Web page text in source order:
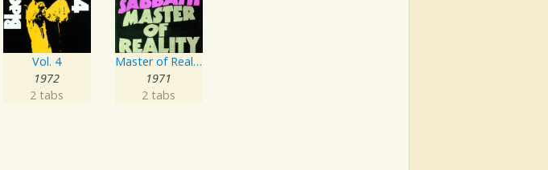
Vol. 4
1972
2 tabs
Master of Reality
1971
2 tabs